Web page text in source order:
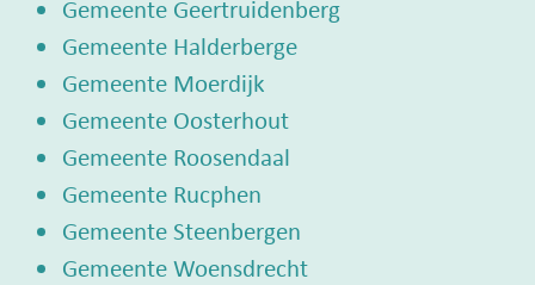
Gemeente Geertruidenberg
Gemeente Halderberge
Gemeente Moerdijk
Gemeente Oosterhout
Gemeente Roosendaal
Gemeente Rucphen
Gemeente Steenbergen
Gemeente Woensdrecht